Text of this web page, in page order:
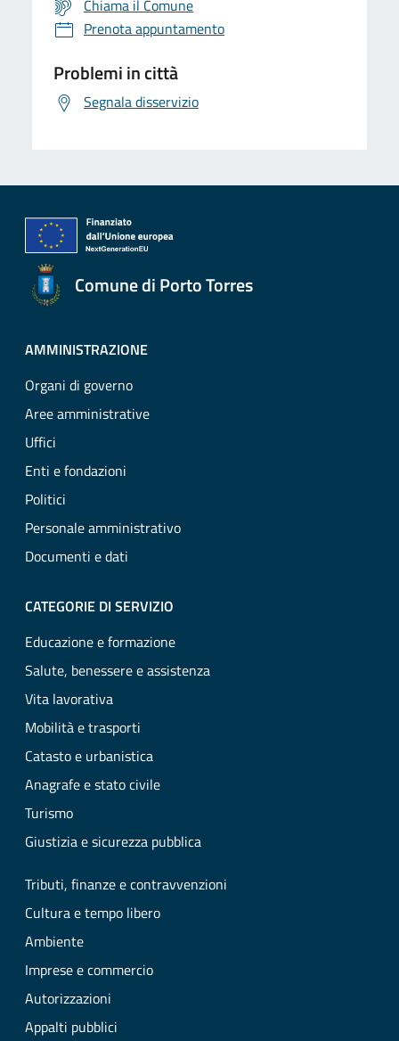
Chiama il Comune
Prenota appuntamento
Problemi in città
Segnala disservizio
Comune di Porto Torres
AMMINISTRAZIONE
Organi di governo
Aree amministrative
Uffici
Enti e fondazioni
Politici
Personale amministrativo
Documenti e dati
CATEGORIE DI SERVIZIO
Educazione e formazione
Salute, benessere e assistenza
Vita lavorativa
Mobilità e trasporti
Catasto e urbanistica
Anagrafe e stato civile
Turismo
Giustizia e sicurezza pubblica
Tributi, finanze e contravvenzioni
Cultura e tempo libero
Ambiente
Imprese e commercio
Autorizzazioni
Appalti pubblici